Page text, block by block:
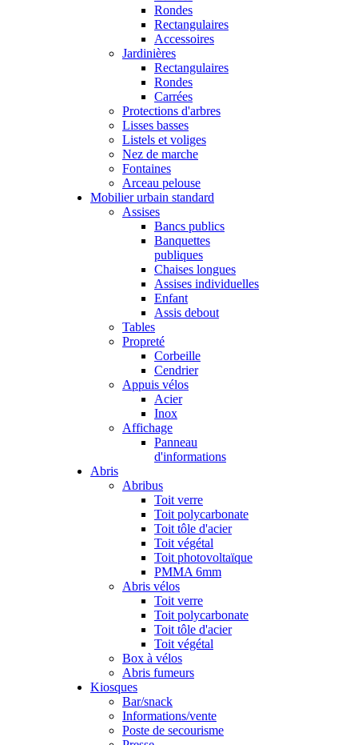
Rondes
Rectangulaires
Accessoires
Jardinières
Rectangulaires
Rondes
Carrées
Protections d'arbres
Lisses basses
Listels et voliges
Nez de marche
Fontaines
Arceau pelouse
Mobilier urbain standard
Assises
Bancs publics
Banquettes
publiques
Chaises longues
Assises individuelles
Enfant
Assis debout
Tables
Propreté
Corbeille
Cendrier
Appuis vélos
Acier
Inox
Affichage
Panneau
d'informations
Abris
Abribus
Toit verre
Toit polycarbonate
Toit tôle d'acier
Toit végétal
Toit photovoltaïque
PMMA 6mm
Abris vélos
Toit verre
Toit polycarbonate
Toit tôle d'acier
Toit végétal
Box à vélos
Abris fumeurs
Kiosques
Bar/snack
Informations/vente
Poste de secourisme